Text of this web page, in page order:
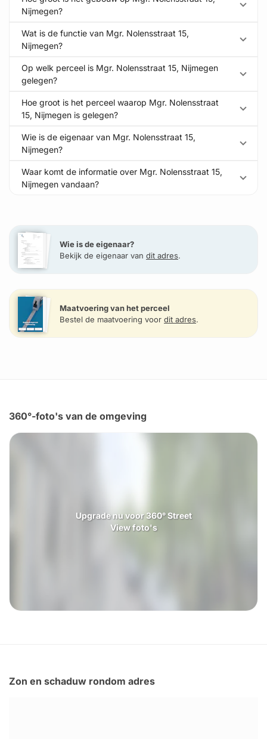
Nijmegen?
Wat is de functie van Mgr. Nolensstraat 15,
Nijmegen?
Op welk perceel is Mgr. Nolensstraat 15, Nijmegen
gelegen?
Hoe groot is het perceel waarop Mgr. Nolensstraat
15, Nijmegen is gelegen?
Wie is de eigenaar van Mgr. Nolensstraat 15,
Nijmegen?
Waar komt de informatie over Mgr. Nolensstraat 15,
Nijmegen vandaan?
Wie is de eigenaar?
Bekijk de eigenaar van dit adres.
Maatvoering van het perceel
Bestel de maatvoering voor dit adres.
360°-foto's van de omgeving
Upgrade nu voor 360° Street
View foto's
Zon en schaduw rondom adres